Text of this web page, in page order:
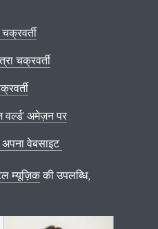
चक्रवर्ती
वर्ल्ड’ अमेज़न पर
अपना वेबसाइट
म्यूज़िककी उपलब्धि,